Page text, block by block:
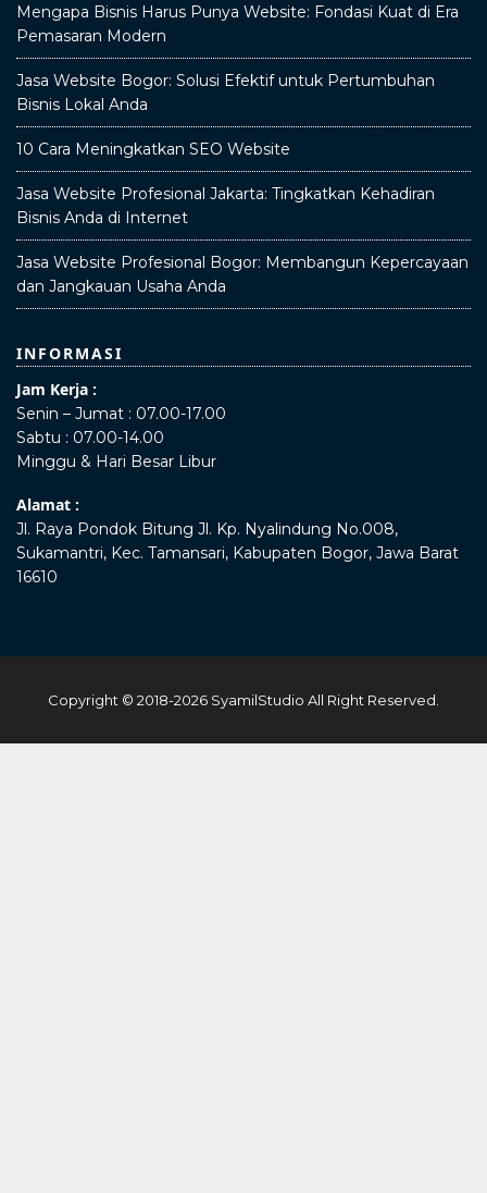
Mengapa Bisnis Harus Punya Website: Fondasi Kuat di Era
Pemasaran Modern
Jasa Website Bogor: Solusi Efektif untuk Pertumbuhan
Bisnis Lokal Anda
10 Cara Meningkatkan SEO Website
Jasa Website Profesional Jakarta: Tingkatkan Kehadiran
Bisnis Anda di Internet
Jasa Website Profesional Bogor: Membangun Kepercayaan
dan Jangkauan Usaha Anda
INFORMASI
Jam Kerja :
Senin – Jumat : 07.00-17.00
Sabtu : 07.00-14.00
Minggu & Hari Besar Libur
Alamat :
Jl. Raya Pondok Bitung Jl. Kp. Nyalindung No.008,
Sukamantri, Kec. Tamansari, Kabupaten Bogor, Jawa Barat
16610
Copyright © 2018-2026 SyamilStudio All Right Reserved.